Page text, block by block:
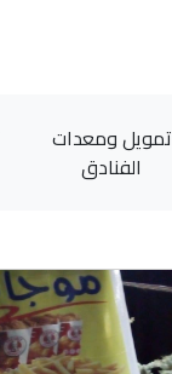
تمويل ومعدات
الفنادق